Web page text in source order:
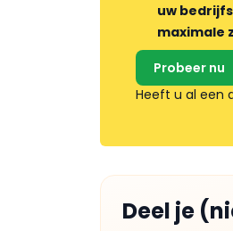
uw
maximale
Probeer nu
Heeft u al een
Deel je